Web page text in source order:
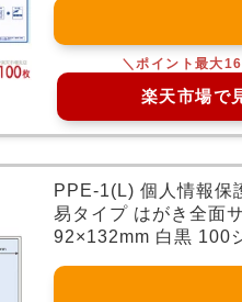
楽天市場で
PPE-1(L) 個人情報保
易タイプ はがき全面
92×132mm 白黒 100